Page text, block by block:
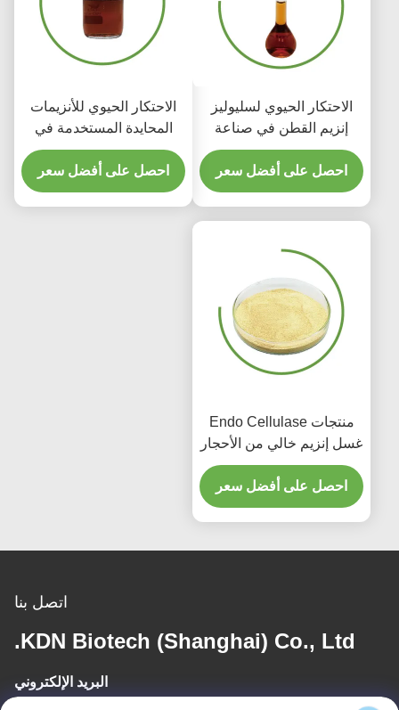
الاحتكار الحيوي لسليوليز
إنزيم القطن في صناعة
المنسوجات ، مما يؤدي إلى
تشويه الغسل الحيوي
احصل على أفضل سعر
الاحتكار الحيوي للأنزيمات
المحايدة المستخدمة في
صناعة النسيج والصبغات
الكيماوية
احصل على أفضل سعر
منتجات Endo Cellulase
غسل إنزيم خالي من الأحجار
لمستشفى الجينز المنزلي
احصل على أفضل سعر
اتصل بنا
KDN Biotech (Shanghai) Co., Ltd.
البريد الإلكتروني